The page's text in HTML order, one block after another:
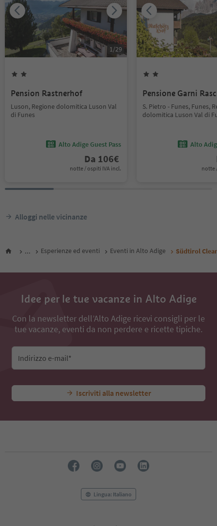
1/29
Pension Rastnerhof
Luson, Regione dolomitica Luson Val
di Funes
Alto Adige Guest Pass
Da 106€
notte / ospiti IVA incl.
Pensione Garni
S. Pietro - Funes, Funes,
dolomitica Luson Val di
Alto
notte
Alloggi nelle vicinanze
... Esperienze ed eventi Eventi in Alto Adige Südtirol
Idee per le tue vacanze in Alto Adige
Con la newsletter dell’Alto Adige ricevi consigli per le
tue vacanze, eventi da non perdere e ricette tipiche.
Indirizzo e-mail*
Iscriviti alla newsletter
Lingua: Italiano